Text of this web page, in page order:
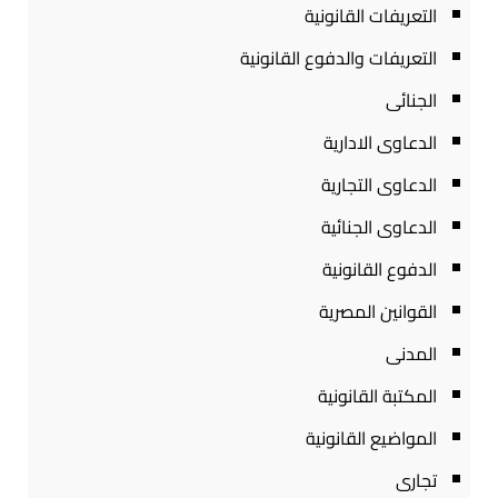
التعريفات القانونية
التعريفات والدفوع القانونية
الجنائى
الدعاوى الادارية
الدعاوى التجارية
الدعاوى الجنائية
الدفوع القانونية
القوانين المصرية
المدنى
المكتبة القانونية
المواضيع القانونية
تجارى